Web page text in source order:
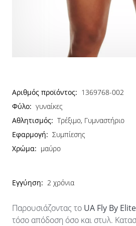
Αριθμός προϊόντος: 1369768-002
Φύλο: γυναίκες
Αθλητισμός: Τρέξιμο, Γυμναστήριο
Εφαρμογή: Συμπίεσης
Χρώμα: μαύρο
Εγγύηση: 2 χρόνια
Παρουσιάζοντας το UA Fly By
τόσο απόδοση όσο και στυλ.